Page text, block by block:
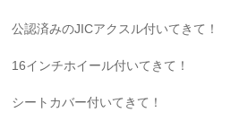
公認済みのJICアクスル付いてきて！
16インチホイール付いてきて！
シートカバー付いてきて！